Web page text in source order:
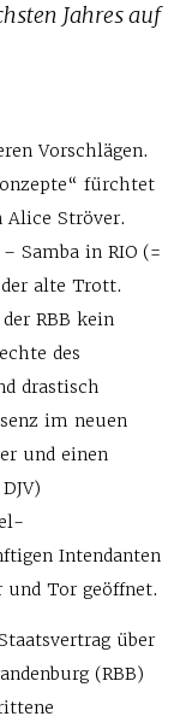
Jahres auf
Vorschlägen.
fürchtet
Ströver.
Samba in RIO (=
alte Trott.
RBB kein
des
drastisch
im neuen
und einen
Intendanten
Tor geöffnet.
über
(RBB)